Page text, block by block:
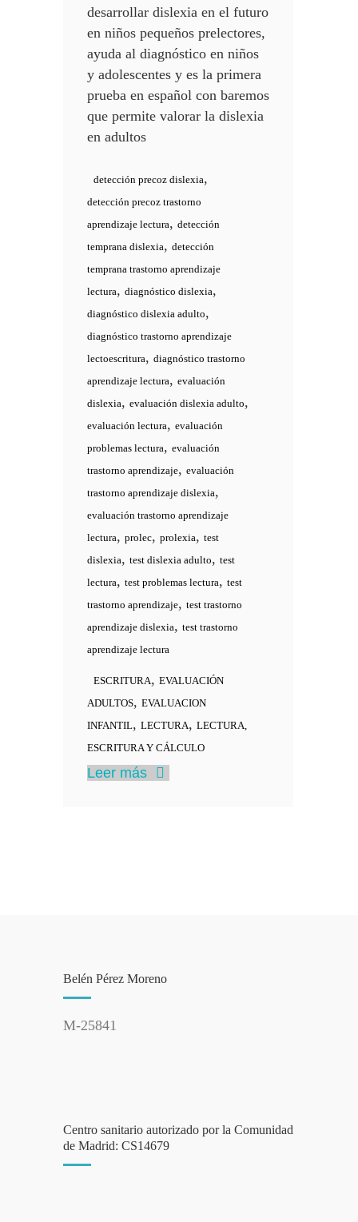
desarrollar dislexia en el futuro
en niños pequeños prelectores,
ayuda al diagnóstico en niños
y adolescentes y es la primera
prueba en español con baremos
que permite valorar la dislexia
en adultos
detección precoz dislexia,
detección precoz trastorno
aprendizaje lectura, detección
temprana dislexia, detección
temprana trastorno aprendizaje
lectura, diagnóstico dislexia,
diagnóstico dislexia adulto,
diagnóstico trastorno aprendizaje
lectoescritura, diagnóstico trastorno
aprendizaje lectura, evaluación
dislexia, evaluación dislexia adulto,
evaluación lectura, evaluación
problemas lectura, evaluación
trastorno aprendizaje, evaluación
trastorno aprendizaje dislexia,
evaluación trastorno aprendizaje
lectura, prolec, prolexia, test
dislexia, test dislexia adulto, test
lectura, test problemas lectura, test
trastorno aprendizaje, test trastorno
aprendizaje dislexia, test trastorno
aprendizaje lectura
ESCRITURA, EVALUACIÓN
ADULTOS, EVALUACION
INFANTIL, LECTURA, LECTURA,
ESCRITURA Y CÁLCULO
Leer más
Belén Pérez Moreno
M-25841
Centro sanitario autorizado por la Comunidad
de Madrid: CS14679